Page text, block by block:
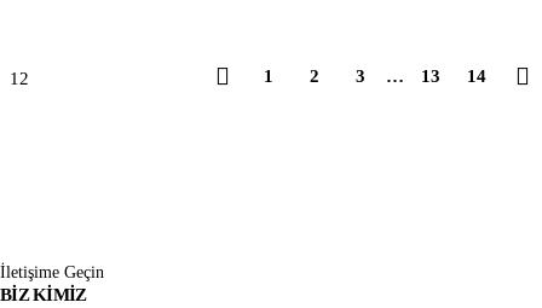
1 2 3 … 13 14
İletişime Geçin
BIZ KIMIZ